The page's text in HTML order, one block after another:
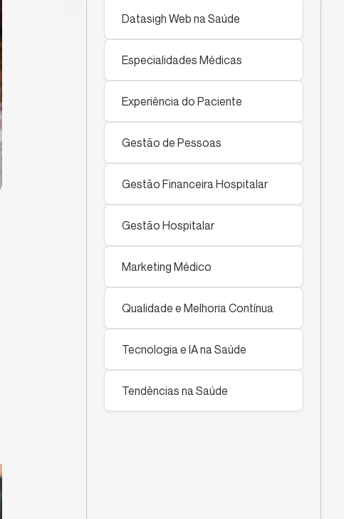
Datasigh Web na Saúde
Especialidades Médicas
Experiência do Paciente
Gestão de Pessoas
Gestão Financeira Hospitalar
Gestão Hospitalar
Marketing Médico
Qualidade e Melhoria Contínua
Tecnologia e IA na Saúde
Tendências na Saúde